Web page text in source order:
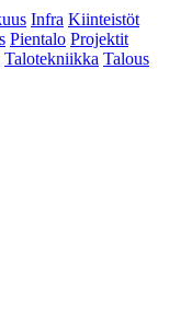
Infra Kiinteistöt
Pientalo Projektit
Talotekniikka Talous